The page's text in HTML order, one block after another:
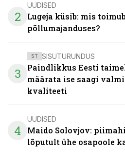
2
UUDISED
Lugeja küsib: mis
põllumajanduses?
3
ST SISUTURUNDUS
Paindlikkus Eesti
määrata ise saagi
kvaliteeti
4
UUDISED
Maido Solovjov:
lõputult ühe osapoole